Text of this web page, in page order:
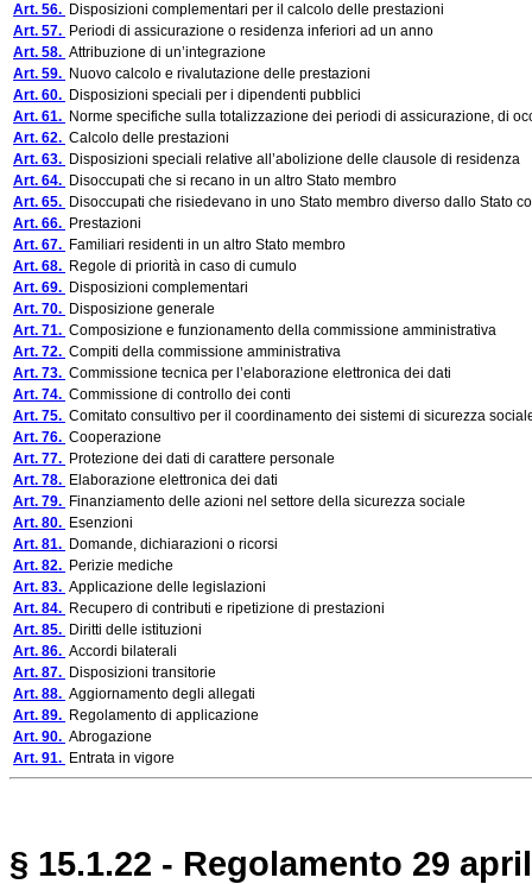
Art. 56. Disposizioni complementari per il calcolo delle prestazioni
Art. 57. Periodi di assicurazione o residenza inferiori ad un anno
Art. 58. Attribuzione di un’integrazione
Art. 59. Nuovo calcolo e rivalutazione delle prestazioni
Art. 60. Disposizioni speciali per i dipendenti pubblici
Art. 61. Norme specifiche sulla totalizzazione dei periodi di assicurazione, di
Art. 62. Calcolo delle prestazioni
Art. 63. Disposizioni speciali relative all’abolizione delle clausole di residenza
Art. 64. Disoccupati che si recano in un altro Stato membro
Art. 65. Disoccupati che risiedevano in uno Stato membro diverso dallo Stato
Art. 66. Prestazioni
Art. 67. Familiari residenti in un altro Stato membro
Art. 68. Regole di priorità in caso di cumulo
Art. 69. Disposizioni complementari
Art. 70. Disposizione generale
Art. 71. Composizione e funzionamento della commissione amministrativa
Art. 72. Compiti della commissione amministrativa
Art. 73. Commissione tecnica per l’elaborazione elettronica dei dati
Art. 74. Commissione di controllo dei conti
Art. 75. Comitato consultivo per il coordinamento dei sistemi di sicurezza
Art. 76. Cooperazione
Art. 77. Protezione dei dati di carattere personale
Art. 78. Elaborazione elettronica dei dati
Art. 79. Finanziamento delle azioni nel settore della sicurezza sociale
Art. 80. Esenzioni
Art. 81. Domande, dichiarazioni o ricorsi
Art. 82. Perizie mediche
Art. 83. Applicazione delle legislazioni
Art. 84. Recupero di contributi e ripetizione di prestazioni
Art. 85. Diritti delle istituzioni
Art. 86. Accordi bilaterali
Art. 87. Disposizioni transitorie
Art. 88. Aggiornamento degli allegati
Art. 89. Regolamento di applicazione
Art. 90. Abrogazione
Art. 91. Entrata in vigore
§ 15.1.22 - Regolamento 29